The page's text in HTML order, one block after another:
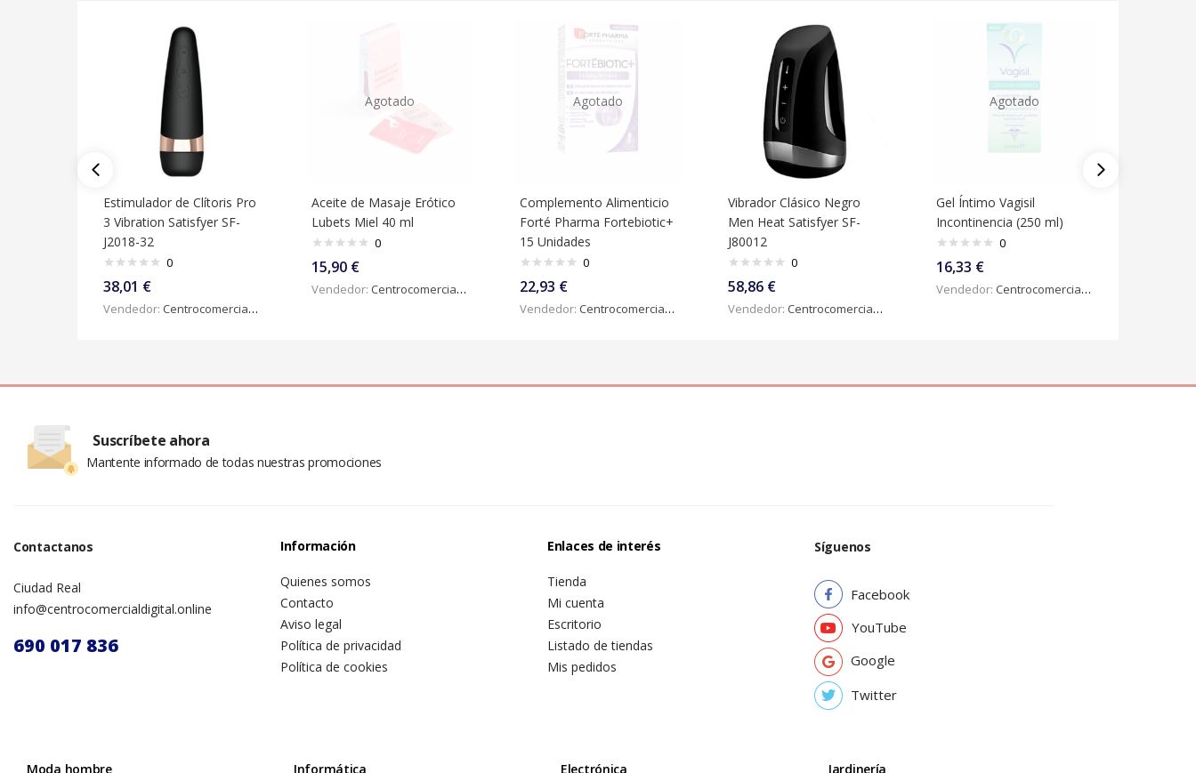
Estimulador de Clítoris Pro
3 Vibration Satisfyer SF-
J2018-32
0
38,01 €
Vendedor: Centrocomercialdigital
Agotado
Aceite de Masaje Erótico
Lubets Miel 40 ml
0
15,90 €
Vendedor: Centrocomercialdigital
Agotado
Complemento Alimenticio
Forté Pharma Fortebiotic+
15 Unidades
0
22,93 €
Vendedor: Centrocomercialdigital
Vibrador Clásico Negro
Men Heat Satisfyer SF-
J80012
0
58,86 €
Vendedor: Centrocomercialdigital
Agotado
Gel Íntimo Vagisil
Incontinencia (250 ml)
0
16,33 €
Vendedor: Centrocomercialdigital
Suscríbete ahora
Mantente informado de todas nuestras promociones
Contactanos
Ciudad Real
info@centrocomercialdigital.online
690 017 836
Información
Quienes somos
Contacto
Aviso legal
Política de privacidad
Política de cookies
Enlaces de interés
Tienda
Mi cuenta
Escritorio
Listado de tiendas
Mis pedidos
Síguenos
Facebook
YouTube
Google
Twitter
Moda hombre Informática Electrónica Jardinería